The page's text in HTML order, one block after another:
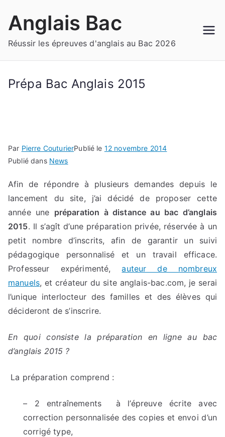
Anglais Bac
Réussir les épreuves d'anglais au Bac 2026
Prépa Bac Anglais 2015
Par Pierre CouturierPublié le 12 novembre 2014
Publié dans News
Afin de répondre à plusieurs demandes depuis le
lancement du site, j’ai décidé de proposer cette
année une préparation à distance au bac d’anglais
2015. Il s’agît d’une préparation privée, réservée à un
petit nombre d’inscrits, afin de garantir un suivi
pédagogique personnalisé et un travail efficace.
Professeur expérimenté,auteur de nombreux
manuels, et créateur du site anglais-bac.com, je serai
l’unique interlocteur des familles et des élèves qui
décideront de s’inscrire.
En quoi consiste la préparation en ligne au bac
d’anglais 2015 ?
La préparation comprend :
– 2 entraînements à l’épreuve écrite avec
correction personnalisée des copies et envoi d’un
corrigé type,